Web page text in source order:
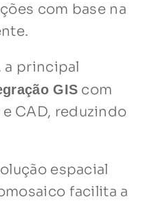
com base na
a principal
GIS com
CAD, reduzindo
espacial
facilita a